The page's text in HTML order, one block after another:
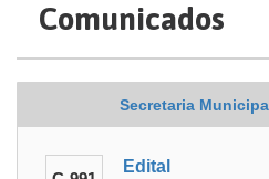
Comunicados
Secretaria
Edital